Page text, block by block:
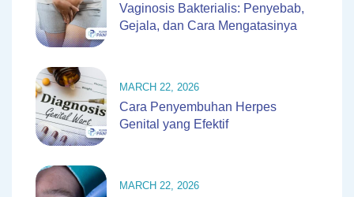
Vaginosis Bakterialis: Penyebab,
Gejala, dan Cara Mengatasinya
MARCH 22, 2026
Cara Penyembuhan Herpes
Genital yang Efektif
MARCH 22, 2026